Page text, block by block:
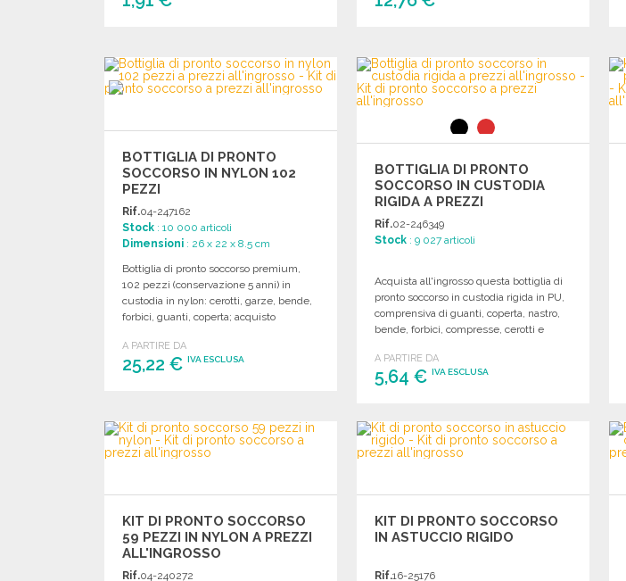
Richiedi un preventivo Richiedi un preventivo
BOTTIGLIA DI PRONTO
SOCCORSO IN NYLON 102
PEZZI
Rif.04-247162
Stock : 10 000 articoli
Dimensioni : 26 x 22 x 8.5 cm
Bottiglia di pronto soccorso premium,
102 pezzi (conservazione 5 anni) in
custodia in nylon: cerotti, garze, bende,
forbici, guanti, coperta; acquisto
A PARTIRE DA
25,22 € IVA ESCLUSA
Richiedi un preventivo
BOTTIGLIA DI PRONTO
SOCCORSO IN CUSTODIA
RIGIDA A PREZZI
ALL'INGROSSO
Rif.02-246349
Stock : 9 027 articoli
Acquista all'ingrosso questa bottiglia di
pronto soccorso in custodia rigida in PU,
comprensiva di guanti, coperta, nastro,
bende, forbici, compresse, cerotti e
A PARTIRE DA
5,64 €IVA ESCLUSA
Richiedi un preventivo
KIT DI PRONTO SOCCORSO
59 PEZZI IN NYLON A PREZZI
ALL'INGROSSO
Rif.04-240272
KIT DI PRONTO SOCCORSO
IN ASTUCCIO RIGIDO
Rif.16-25176